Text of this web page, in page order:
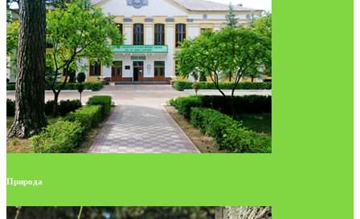
Природа